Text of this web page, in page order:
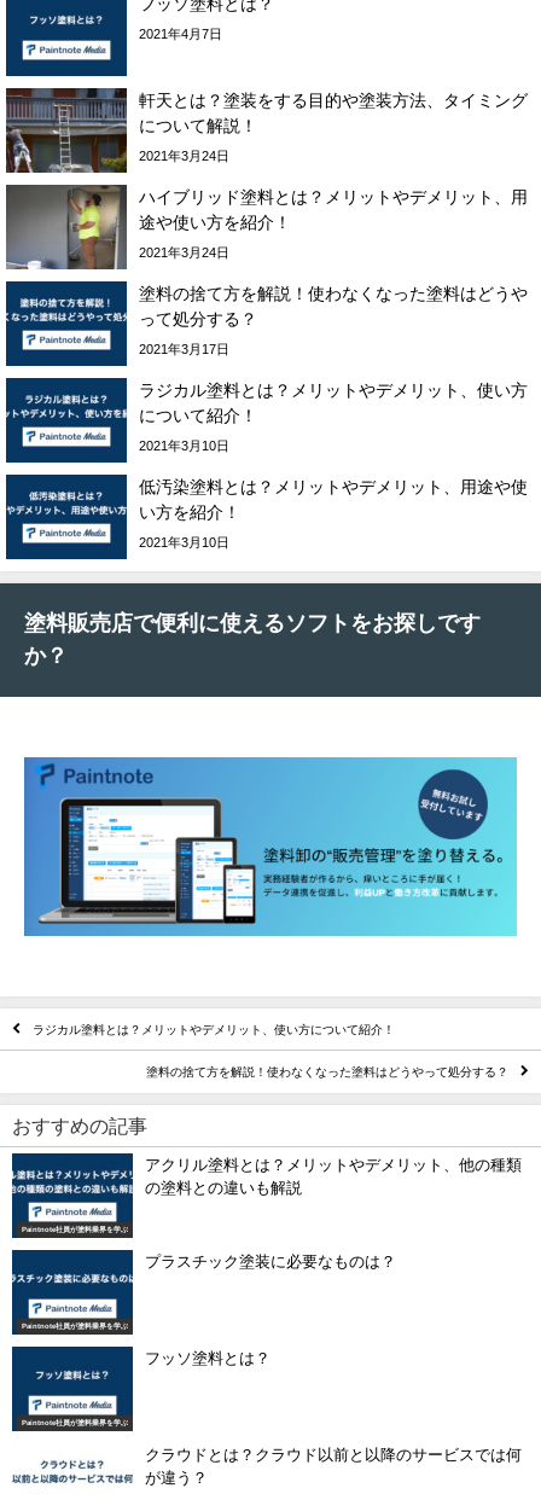
フッソ塗料とは？
2021年4月7日
軒天とは？塗装をする目的や塗装方法、タイミング
について解説！
2021年3月24日
ハイブリッド塗料とは？メリットやデメリット、用
途や使い方を紹介！
2021年3月24日
塗料の捨て方を解説！使わなくなった塗料はどうや
って処分する？
2021年3月17日
ラジカル塗料とは？メリットやデメリット、使い方
について紹介！
2021年3月10日
低汚染塗料とは？メリットやデメリット、用途や使
い方を紹介！
2021年3月10日
塗料販売店で便利に使えるソフトをお探しです
か？
ラジカル塗料とは？メリットやデメリット、使い方について紹介！
塗料の捨て方を解説！使わなくなった塗料はどうやって処分する？
おすすめの記事
Paintnote社員が塗料業界を学ぶ
アクリル塗料とは？メリットやデメリット、他の種類
の塗料との違いも解説
Paintnote社員が塗料業界を学ぶ
プラスチック塗装に必要なものは？
Paintnote社員が塗料業界を学ぶ
フッソ塗料とは？
クラウドとは？クラウド以前と以降のサービスでは何
が違う？